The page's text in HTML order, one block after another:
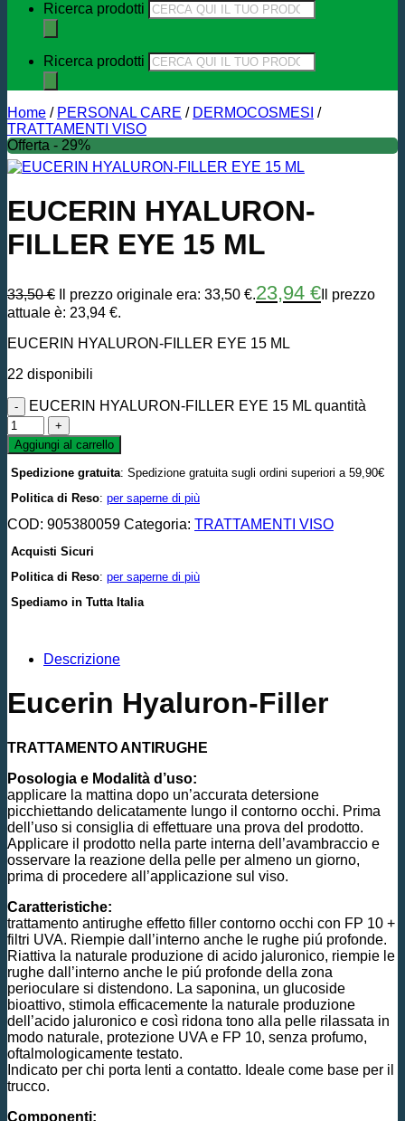
Ricerca prodotti
Ricerca prodotti
Home / PERSONAL CARE / DERMOCOSMESI /
TRATTAMENTI VISO
Offerta - 29%
EUCERIN HYALURON-
FILLER EYE 15 ML
33,50€ Il prezzo originale era: 33,50 €.23,94 € Il prezzo
attuale è: 23,94 €.
EUCERIN HYALURON-FILLER EYE 15 ML
22 disponibili
EUCERIN HYALURON-FILLER EYE 15 ML quantità
Aggiungi al carrello
Spedizione gratuita: Spedizione gratuita sugli ordini superiori a 59,90€
Politica di Reso: per saperne di più
COD: 905380059 Categoria: TRATTAMENTI VISO
Acquisti Sicuri
Politica di Reso: per saperne di più
Spediamo in Tutta Italia
Descrizione
Eucerin Hyaluron-Filler
TRATTAMENTO ANTIRUGHE
Posologia e Modalità d’uso:
applicare la mattina dopo un’accurata detersione
picchiettando delicatamente lungo il contorno occhi. Prima
dell’uso si consiglia di effettuare una prova del prodotto.
Applicare il prodotto nella parte interna dell’avambraccio e
osservare la reazione della pelle per almeno un giorno,
prima di procedere all’applicazione sul viso.
Caratteristiche:
trattamento antirughe effetto filler contorno occhi con FP 10 +
filtri UVA. Riempie dall’interno anche le rughe piú profonde.
Riattiva la naturale produzione di acido jaluronico, riempie le
rughe dall’interno anche le piú profonde della zona
perioculare si distendono. La saponina, un glucoside
bioattivo, stimola efficacemente la naturale produzione
dell’acido jaluronico e così ridona tono alla pelle rilassata in
modo naturale, protezione UVA e FP 10, senza profumo,
oftalmologicamente testato.
Indicato per chi porta lenti a contatto. Ideale come base per il
trucco.
Componenti: